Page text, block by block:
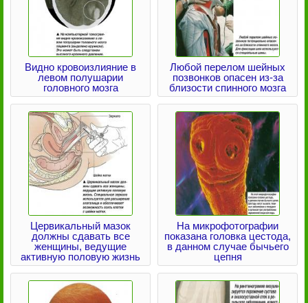
Видно кровоизлияние в
левом полушарии
головного мозга
Любой перелом шейных
позвонков опасен из-за
близости спинного мозга
Цервикальный мазок
должны сдавать все
женщины, ведущие
активную половую жизнь
На микрофотографии
показана головка цестода,
в данном случае бычьего
цепня